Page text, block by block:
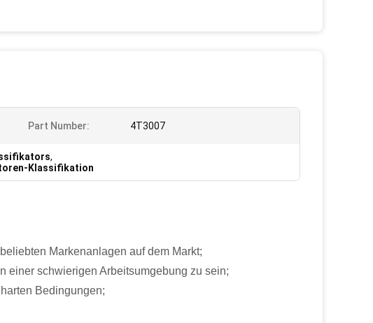
Part Number: 4T3007
,
Klassifikation
Markenanlagen auf dem Markt;
einer schwierigen Arbeitsumgebung zu sein;
Bedingungen;